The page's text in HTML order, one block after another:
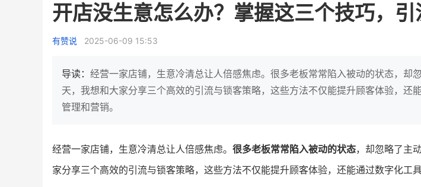
开店没生意怎么办？掌握这三个技巧，
有赞说 2025-06-09 15:53
导读： 经营一家店铺，生意冷清总让人倍感焦虑。很多老板常常陷入被动的状态，却
天，我想和大家分享三个高效的引流与锁客策略，这些方法不仅能提升顾客体验，还
管理和营销。
经营一家店铺，生意冷清总让人倍感焦虑。 很多老板常常陷入被动的状态，却忽略了主
家分享三个高效的引流与锁客策略，这些方法不仅能提升顾客体验，还能通过数字化工
7900 万
旗下的网红婴儿辅食品
便拿下类目第一
母婴
类目销售额
有货源没流量？母婴馆如何破局
他只用7年做到平台销冠，转战私
域如何破局？
200 万
200 %
这家女装连锁如何借有赞破局新
零售？
30
IT
意！